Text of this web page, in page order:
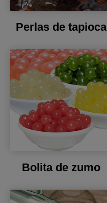
Perlas de tapioca
Bolita de zumo